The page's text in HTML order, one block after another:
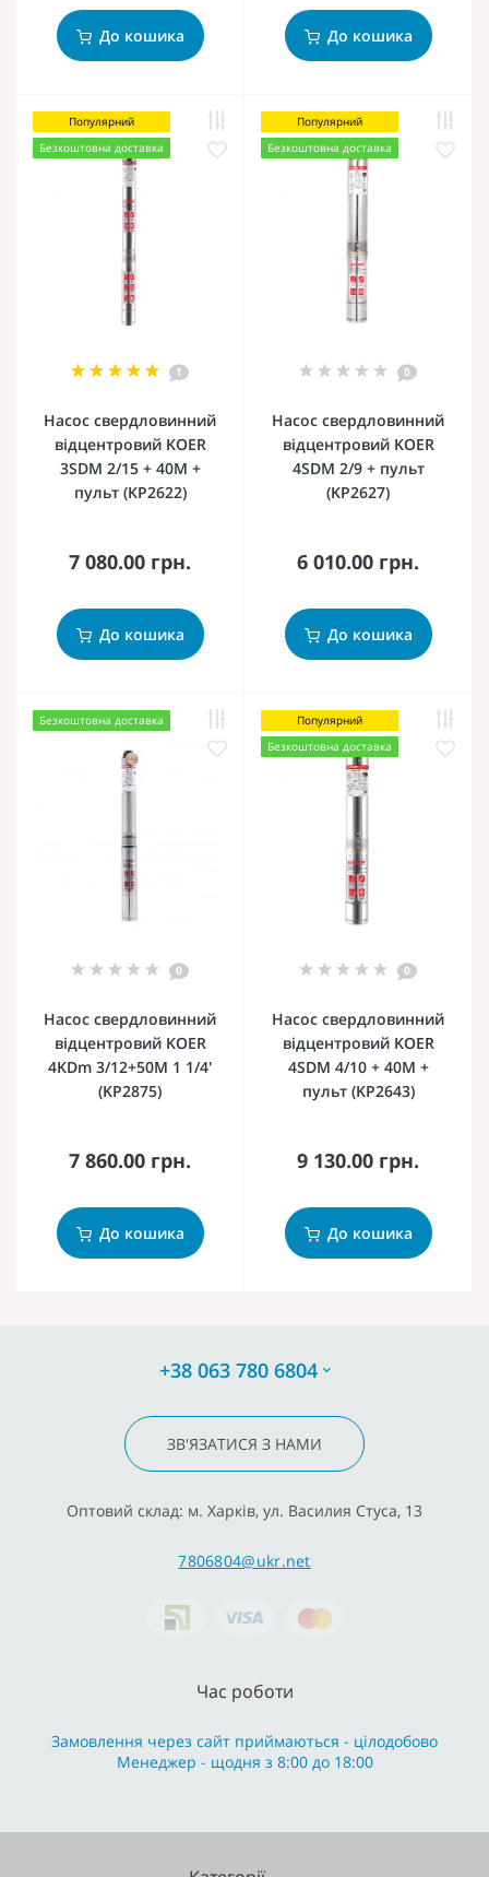
До кошика До кошика
Популярний
Безкоштовна доставка
1
Насос свердловинний
відцентровий KOER
3SDM 2/15 + 40M +
пульт (KP2622)
7 080.00 грн.
До кошика
Популярний
Безкоштовна доставка
0
Насос свердловинний
відцентровий KOER
4SDM 2/9 + пульт
(KP2627)
6 010.00 грн.
До кошика
Безкоштовна доставка
0
Насос свердловинний
відцентровий KOER
4KDm 3/12+50М 1 1/4'
(KP2875)
7 860.00 грн.
До кошика
Популярний
Безкоштовна доставка
0
Насос свердловинний
відцентровий KOER
4SDM 4/10 + 40M +
пульт (KP2643)
9 130.00 грн.
До кошика
+38 063 780 6804
ЗВ'ЯЗАТИСЯ З НАМИ
Оптовий склад: м. Харків, ул. Василия Стуса, 13
7806804@ukr.net
Час роботи
Замовлення через сайт приймаються - цілодобово
Менеджер - щодня з 8:00 до 18:00